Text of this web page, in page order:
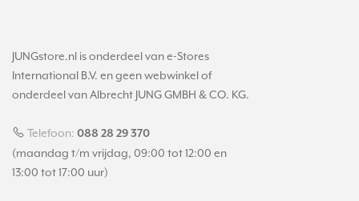
JUNGstore.nl is onderdeel van e-Stores
International B.V. en geen webwinkel of
onderdeel van Albrecht JUNG GMBH & CO. KG.
Telefoon: 088 28 29 370
(maandag t/m vrijdag, 09:00 tot 12:00 en
13:00 tot 17:00 uur)